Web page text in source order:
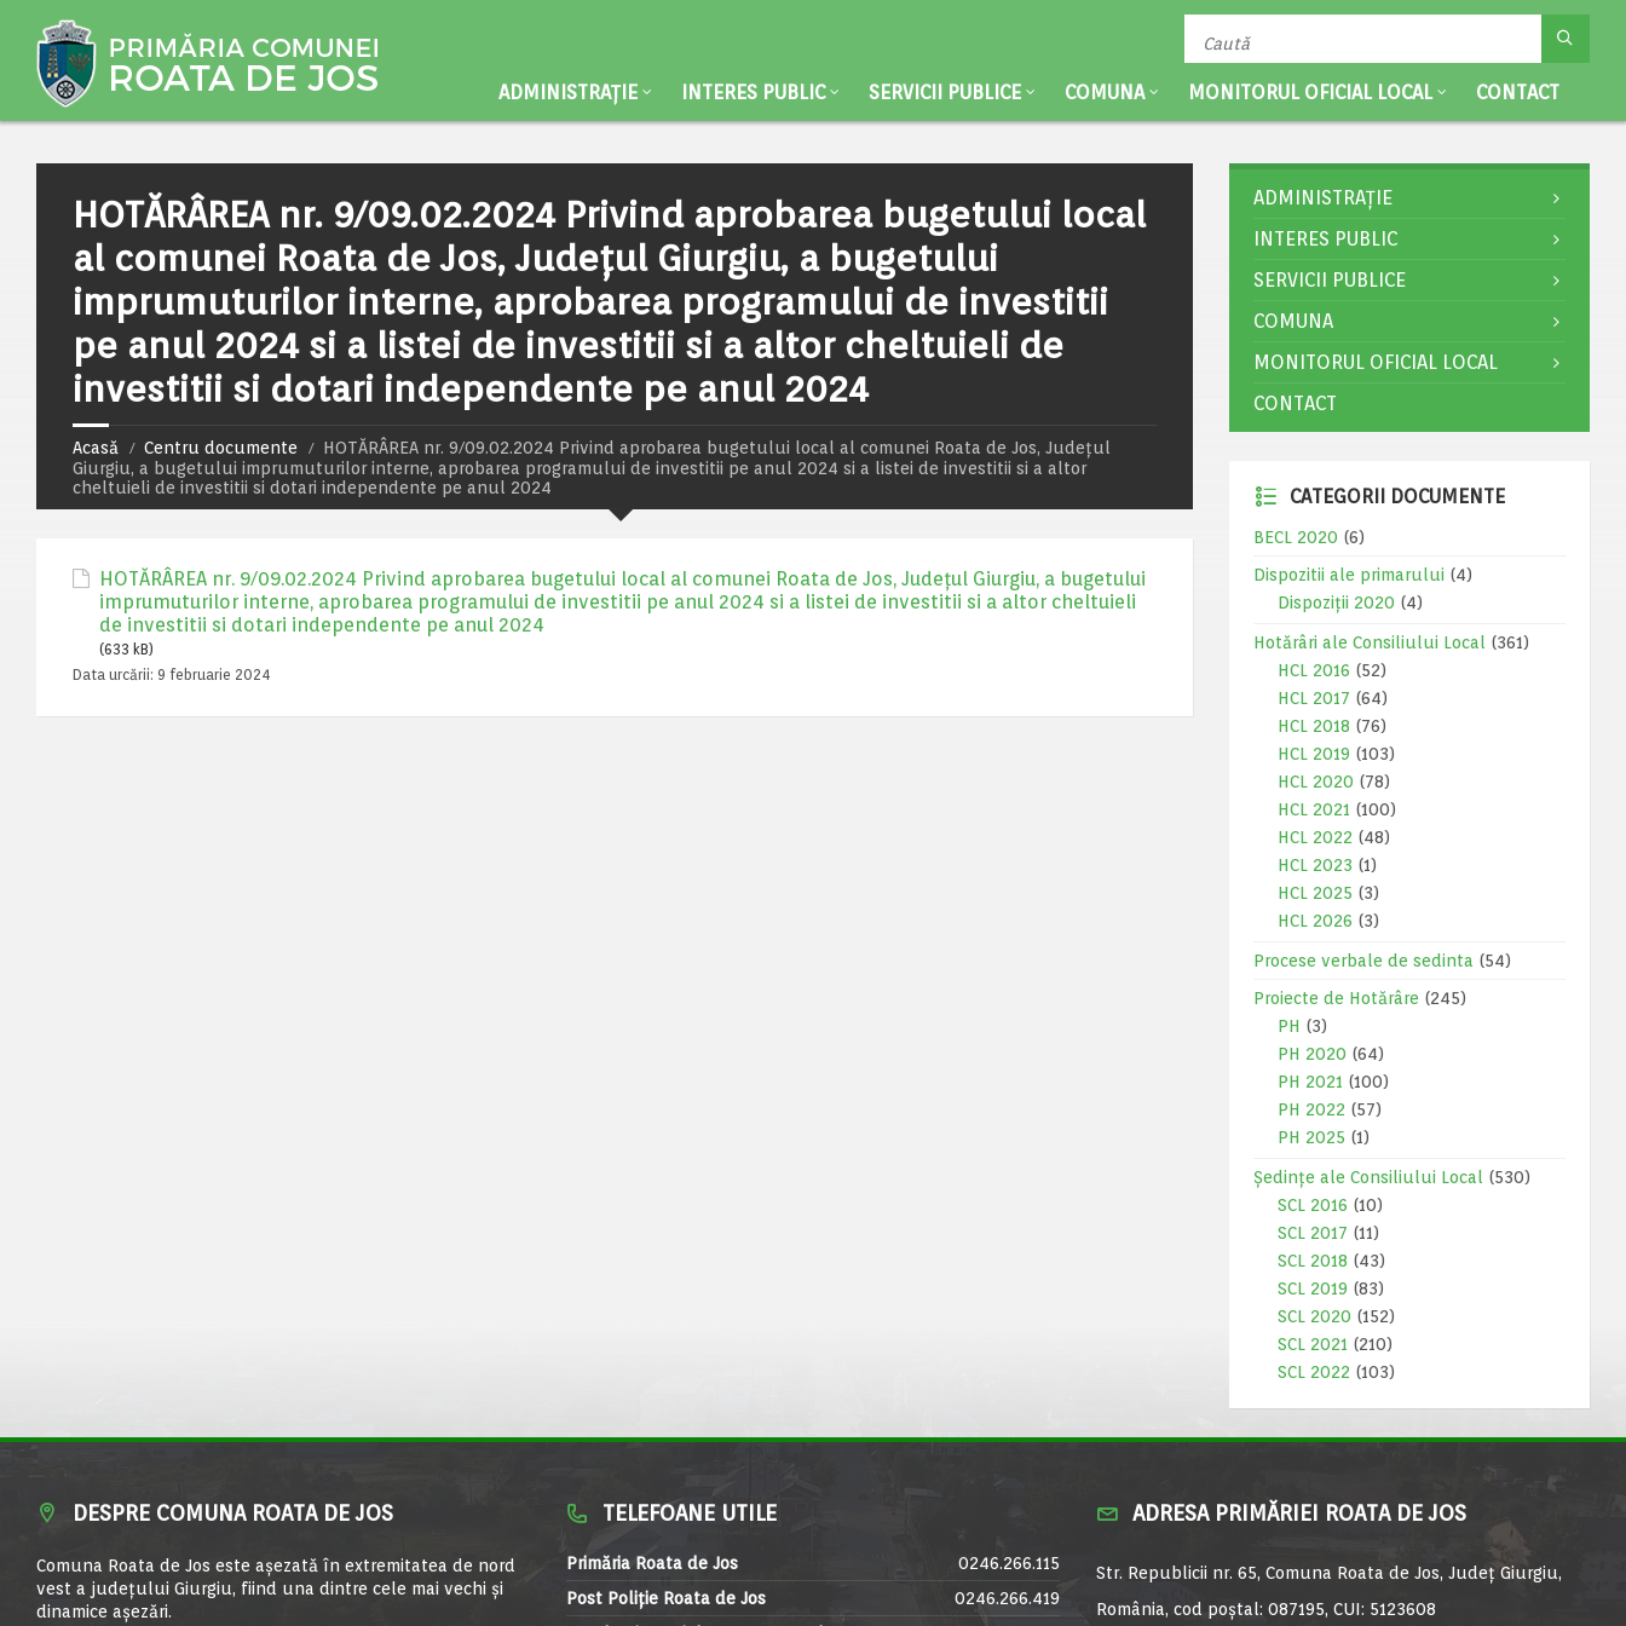
ADMINISTRAȚIE INTERES PUBLIC SERVICII PUBLICE COMUNA MONITORUL OFICIAL LOCAL CONTACT
HOTĂRÂREA nr. 9/09.02.2024 Privind aprobarea bugetului local
al comunei Roata de Jos, Județul Giurgiu, a bugetului
imprumuturilor interne, aprobarea programului de investitii
pe anul 2024 si a listei de investitii si a altor cheltuieli de
investitii si dotari independente pe anul 2024
Acasă Centru documente
HOTĂRÂREA nr. 9/09.02.2024 Privind aprobarea bugetului local al comunei Roata de Jos, Județul
Giurgiu, a bugetului imprumuturilor interne, aprobarea programului de investitii pe anul 2024 si a listei de investitii si a altor
cheltuieli de investitii si dotari independente pe anul 2024
HOTĂRÂREA nr. 9/09.02.2024 Privind aprobarea bugetului local al comunei Roata de Jos, Județul Giurgiu, a bugetului
imprumuturilor interne, aprobarea programului de investitii pe anul 2024 si a listei de investitii si a altor cheltuieli
de investitii si dotari independente pe anul 2024
(633 kB)
Data urcării: 9 februarie 2024
ADMINISTRAȚIE
INTERES PUBLIC
SERVICII PUBLICE
COMUNA
MONITORUL OFICIAL LOCAL
CONTACT
CATEGORII DOCUMENTE
BECL 2020 (6)
Dispozitii ale primarului (4)
Dispoziții 2020 (4)
Hotărâri ale Consiliului Local
(361)
HCL 2016 (52)
HCL 2017 (64)
HCL 2018 (76)
HCL 2019 (103)
HCL 2020 (78)
HCL 2021 (100)
HCL 2022 (48)
HCL 2023 (1)
HCL 2025 (3)
HCL 2026 (3)
Procese verbale de sedinta (54)
Proiecte de Hotărâre (245)
PH (3)
PH 2020 (64)
PH 2021 (100)
PH 2022 (57)
PH 2025 (1)
Ședințe ale Consiliului Local
(530)
SCL 2016 (10)
SCL 2017 (11)
SCL 2018 (43)
SCL 2019 (83)
SCL 2020 (152)
SCL 2021 (210)
SCL 2022 (103)
DESPRE COMUNA ROATA DE JOS
Comuna Roata de Jos este aşezată în extremitatea de nord
vest a judeţului Giurgiu, fiind una dintre cele mai vechi şi
dinamice aşezări.
TELEFOANE UTILE
Primăria Roata de Jos
0246.266.115
Post Poliție Roata de Jos
0246.266.419
ADRESA PRIMĂRIEI ROATA DE JOS
Str. Republicii nr. 65, Comuna Roata de Jos, Județ Giurgiu,
România, cod poștal: 087195, CUI: 5123608